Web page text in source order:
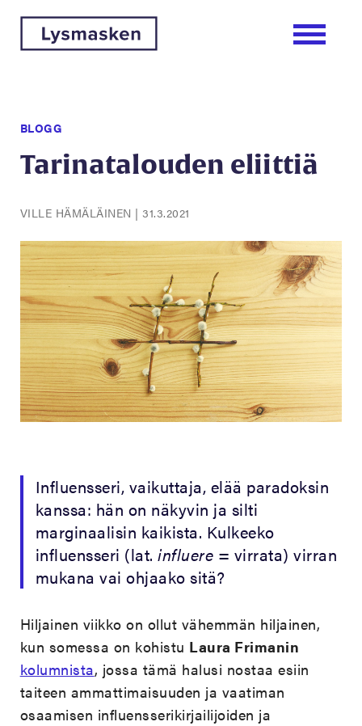
BLOGG
Tarinatalouden eliittiä
VILLE HÄMÄLÄINEN | 31.3.2021
Influensseri, vaikuttaja, elää paradoksin
kanssa: hän on näkyvin ja silti
marginaalisin kaikista. Kulkeeko
influensseri (lat.influere = virrata) virran
mukana vai ohjaako sitä?
Hiljainen viikko on ollut vähemmän hiljainen,
kun somessa on kohistu Laura Frimanin
kolumnista, jossa tämä halusi nostaa esiin
taiteen ammattimaisuuden ja vaatiman
osaamisen influensserikirjailijoiden ja